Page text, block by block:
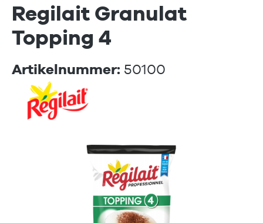
Regilait Granulat
Topping 4
Artikelnummer: 50100
Bildergalerie überspringen